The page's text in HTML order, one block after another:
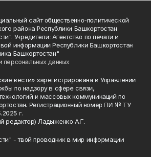
сайт общественно-политической
района Республики Башкортостан
Учредители: Агентство по печати и
информации Республики Башкортостан
Башкортостан"
персональных данных
вести» зарегистрирована в Управлении
по надзору в сфере связи,
и массовых коммуникаций по
Регистрационный номер ПИ № ТУ
г.
редактор) Ладыженко А.Г.
- твой проводник в мир информации